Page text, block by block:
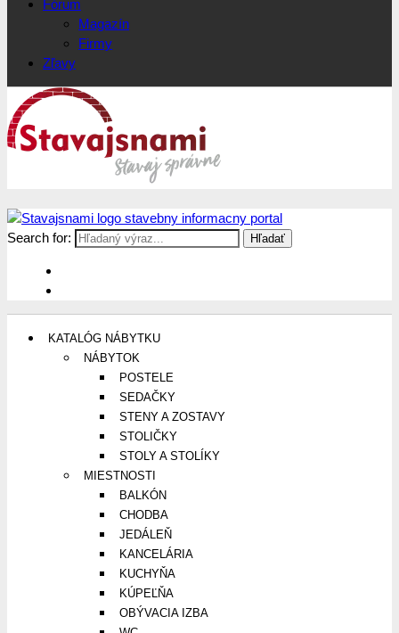
Fórum
Magazín
Firmy
Zľavy
Stavajsnami.sk
Stavebníctvo, stavby, byty, domy a všetko o nich
Search for:
KATALÓG NÁBYTKU
NÁBYTOK
POSTELE
SEDAČKY
STENY A ZOSTAVY
STOLIČKY
STOLY A STOLÍKY
MIESTNOSTI
BALKÓN
CHODBA
JEDÁLEŇ
KANCELÁRIA
KUCHYŇA
KÚPEĽŇA
OBÝVACIA IZBA